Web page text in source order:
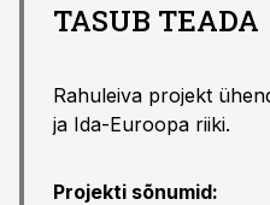
TASUB TEADA
Rahuleiva projekt
ja Ida-Euroopa riiki.
Projekti sõnumid: